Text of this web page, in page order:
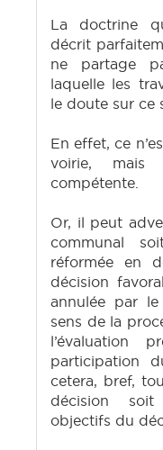
La doctrine
décrit
ne partage
laquelle les
le doute sur ce
En effet, ce
voirie, mais
compétente.
Or, il peut
communal
réformée en
décision
annulée par le
sens de la
l’évaluation
participation
cetera, bref,
décision
objectifs du